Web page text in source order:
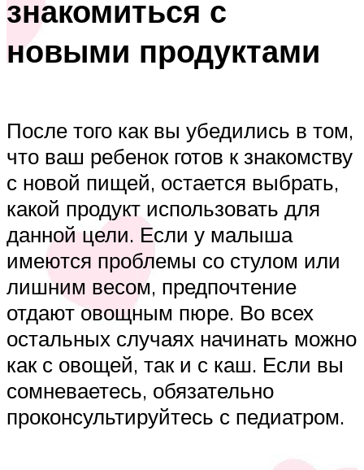
знакомиться с
новыми продуктами
После того как вы убедились в том,
что ваш ребенок готов к знакомству
с новой пищей, остается выбрать,
какой продукт использовать для
данной цели. Если у малыша
имеются проблемы со стулом или
лишним весом, предпочтение
отдают овощным пюре. Во всех
остальных случаях начинать можно
как с овощей, так и с каш. Если вы
сомневаетесь, обязательно
проконсультируйтесь с педиатром.